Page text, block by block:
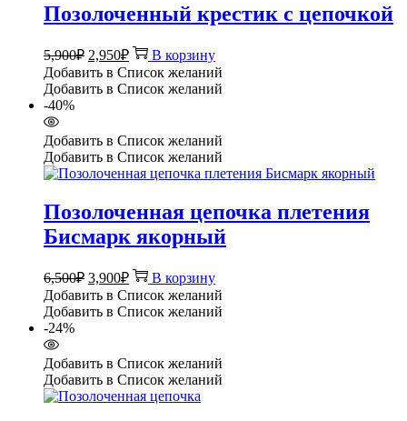
Позолоченный крестик с цепочкой
5,900₽ Первоначальная
цена
составляла
2,950₽Текущая
цена:
2,950₽.
В корзину
Добавить в Список желаний
Добавить в Список желаний
-40%
Добавить в Список желаний
Добавить в Список желаний
Позолоченная цепочка плетения
Бисмарк якорный
6,500₽ Первоначальная
цена
составляла
3,900₽Текущая
цена:
3,900₽.
В корзину
Добавить в Список желаний
Добавить в Список желаний
-24%
Добавить в Список желаний
Добавить в Список желаний